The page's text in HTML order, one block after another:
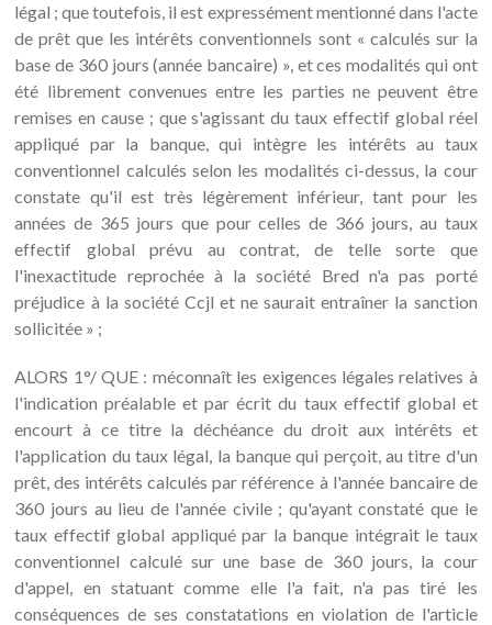
légal ; que toutefois, il est expressément mentionné dans l'acte
de prêt que les intérêts conventionnels sont « calculés sur la
base de 360 jours (année bancaire) », et ces modalités qui ont
été librement convenues entre les parties ne peuvent être
remises en cause ; que s'agissant du taux effectif global réel
appliqué par la banque, qui intègre les intérêts au taux
conventionnel calculés selon les modalités ci-dessus, la cour
constate qu'il est très légèrement inférieur, tant pour les
années de 365 jours que pour celles de 366 jours, au taux
effectif global prévu au contrat, de telle sorte que
l'inexactitude reprochée à la société Bred n'a pas porté
préjudice à la société Ccjl et ne saurait entraîner la sanction
sollicitée » ;
ALORS 1°/ QUE : méconnaît les exigences légales relatives à
l'indication préalable et par écrit du taux effectif global et
encourt à ce titre la déchéance du droit aux intérêts et
l'application du taux légal, la banque qui perçoit, au titre d'un
prêt, des intérêts calculés par référence à l'année bancaire de
360 jours au lieu de l'année civile ; qu'ayant constaté que le
taux effectif global appliqué par la banque intégrait le taux
conventionnel calculé sur une base de 360 jours, la cour
d'appel, en statuant comme elle l'a fait, n'a pas tiré les
conséquences de ses constatations en violation de l'article